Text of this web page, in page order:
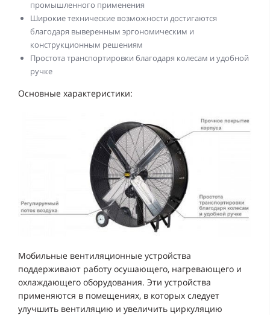
промышленного применения
Широкие технические возможности достигаются
благодаря выверенным эргономическим и
конструкционным решениям
Простота транспортировки благодаря колесам и удобной
ручке
Основные характеристики:
Мобильные вентиляционные устройства
поддерживают работу осушающего, нагревающего и
охлаждающего оборудования. Эти устройства
применяются в помещениях, в которых следует
улучшить вентиляцию и увеличить циркуляцию